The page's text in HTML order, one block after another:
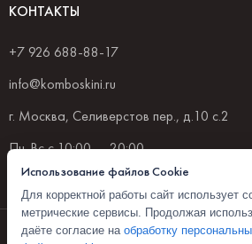
КОНТАКТЫ
+7 926 688-88-17
info@komboskini.ru
г. Москва, Селиверстов пер., д.10 с.2
Пн-Вс с 10:00 — 20:00
© 2026 Комбоскини
Использование файлов Cookie
Для корректной работы сайт использует
метрические сервисы. Продолжая
даёте согласие на обработку